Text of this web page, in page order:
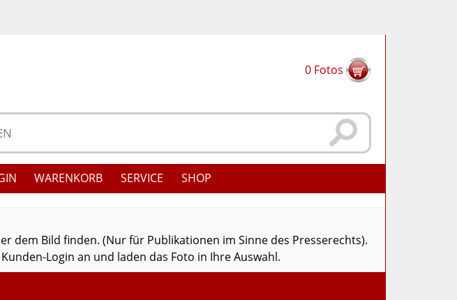
0 Fotos
WARENKORB SERVICE SHOP
dem Bild finden. (Nur für Publikationen im Sinne des Presserechts).
Login an und laden das Foto in Ihre Auswahl.